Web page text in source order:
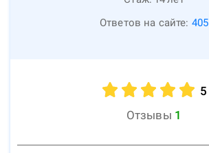
Ответов на сайте: 405
5
Отзывы 1